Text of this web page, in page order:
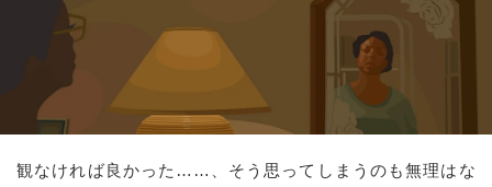
観なければ良かった……、そう思ってしまうのも無理はな